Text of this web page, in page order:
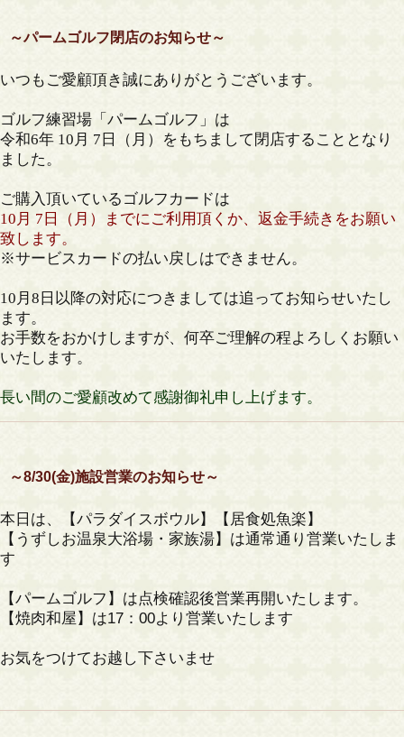
～パームゴルフ閉店のお知らせ～
いつもご愛顧頂き誠にありがとうございます。
ゴルフ練習場「パームゴルフ」は
令和6年 10月 7日（月）をもちまして閉店することとなり
ました。
ご購入頂いているゴルフカードは
10月 7日（月）までにご利用頂くか、返金手続きをお願い
致します。
※サービスカードの払い戻しはできません。
10月8日以降の対応につきましては追ってお知らせいたし
ます。
お手数をおかけしますが、何卒ご理解の程よろしくお願い
いたします。
長い間のご愛顧改めて感謝御礼申し上げます。
～8/30(金)施設営業のお知らせ～
本日は、【パラダイスボウル】【居食処魚楽】
【うずしお温泉大浴場・家族湯】は通常通り営業いたしま
す
【パームゴルフ】は点検確認後営業再開いたします。
【焼肉和屋】は17：00より営業いたします
お気をつけてお越し下さいませ